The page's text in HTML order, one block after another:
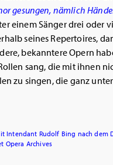
gesungen, nämlich
einem Sänger drei
seines Repertoires,
bekanntere Opern
sang, die mit ihnen
zu singen, die ganz
Intendant Rudolf Bing nach dem
Opera Archives